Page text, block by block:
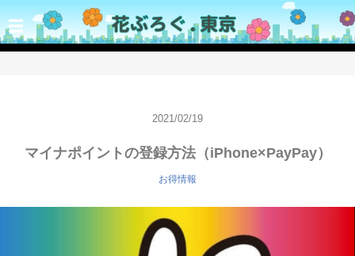
☰
2021/02/19
マイナポイントの登録方法（iPhone×PayPay）
お得情報